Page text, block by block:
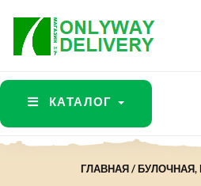
КАТАЛОГ
ГЛАВНАЯ БУЛОЧНАЯ,